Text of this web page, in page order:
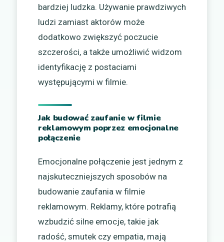
bardziej ludzka. Używanie prawdziwych
ludzi zamiast aktorów może
dodatkowo zwiększyć poczucie
szczerości, a także umożliwić widzom
identyfikację z postaciami
występującymi w filmie.
Jak budować zaufanie w filmie
reklamowym poprzez emocjonalne
połączenie
Emocjonalne połączenie jest jednym z
najskuteczniejszych sposobów na
budowanie zaufania w filmie
reklamowym. Reklamy, które potrafią
wzbudzić silne emocje, takie jak
radość, smutek czy empatia, mają